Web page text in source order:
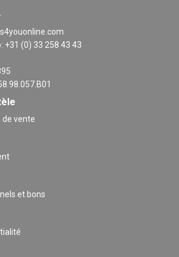
+31 (0) 33 258 43 43
de vente
et bons